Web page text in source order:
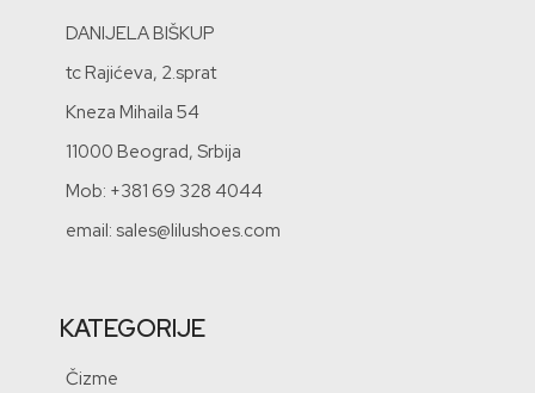
DANIJELA BIŠKUP
tc Rajićeva, 2.sprat
Kneza Mihaila 54
11000 Beograd, Srbija
Mob: +381 69 328 4044
email: sales@lilushoes.com
KATEGORIJE
Čizme